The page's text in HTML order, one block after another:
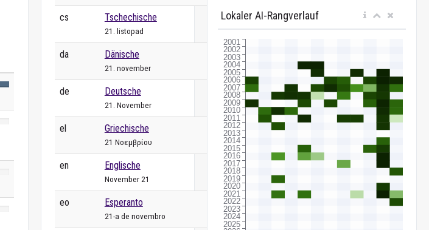
cs Tschechische
21. listopad
da Dänische
21. november
de Deutsche
21. November
el Griechische
21 Νοεμβρίου
en Englische
November 21
eo Esperanto
21-a de novembro
Lokaler AI-Rangverlauf